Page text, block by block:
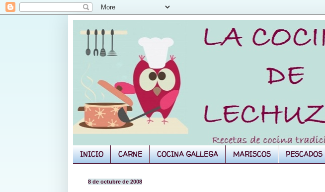
INICIO CARNE COCINA GALLEGA MARISCOS PESCADOS
8 de octubre de 2008